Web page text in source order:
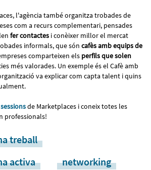
l'agència també organitza trobades de
com a recurs complementari, pensades
fer contactes i conèixer millor el mercat
informals, que són cafès amb equips de
comparteixen els perfils que solen
més valorades. Un exemple és el Cafè amb
va explicar com capta talent i quins
de Marketplaces i coneix totes les
professionals!
treball
activa
networking